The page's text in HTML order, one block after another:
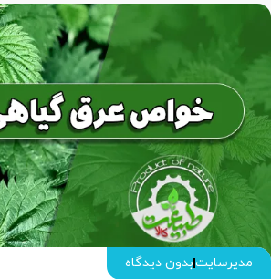
مدیرسایتبدون دیدگاه